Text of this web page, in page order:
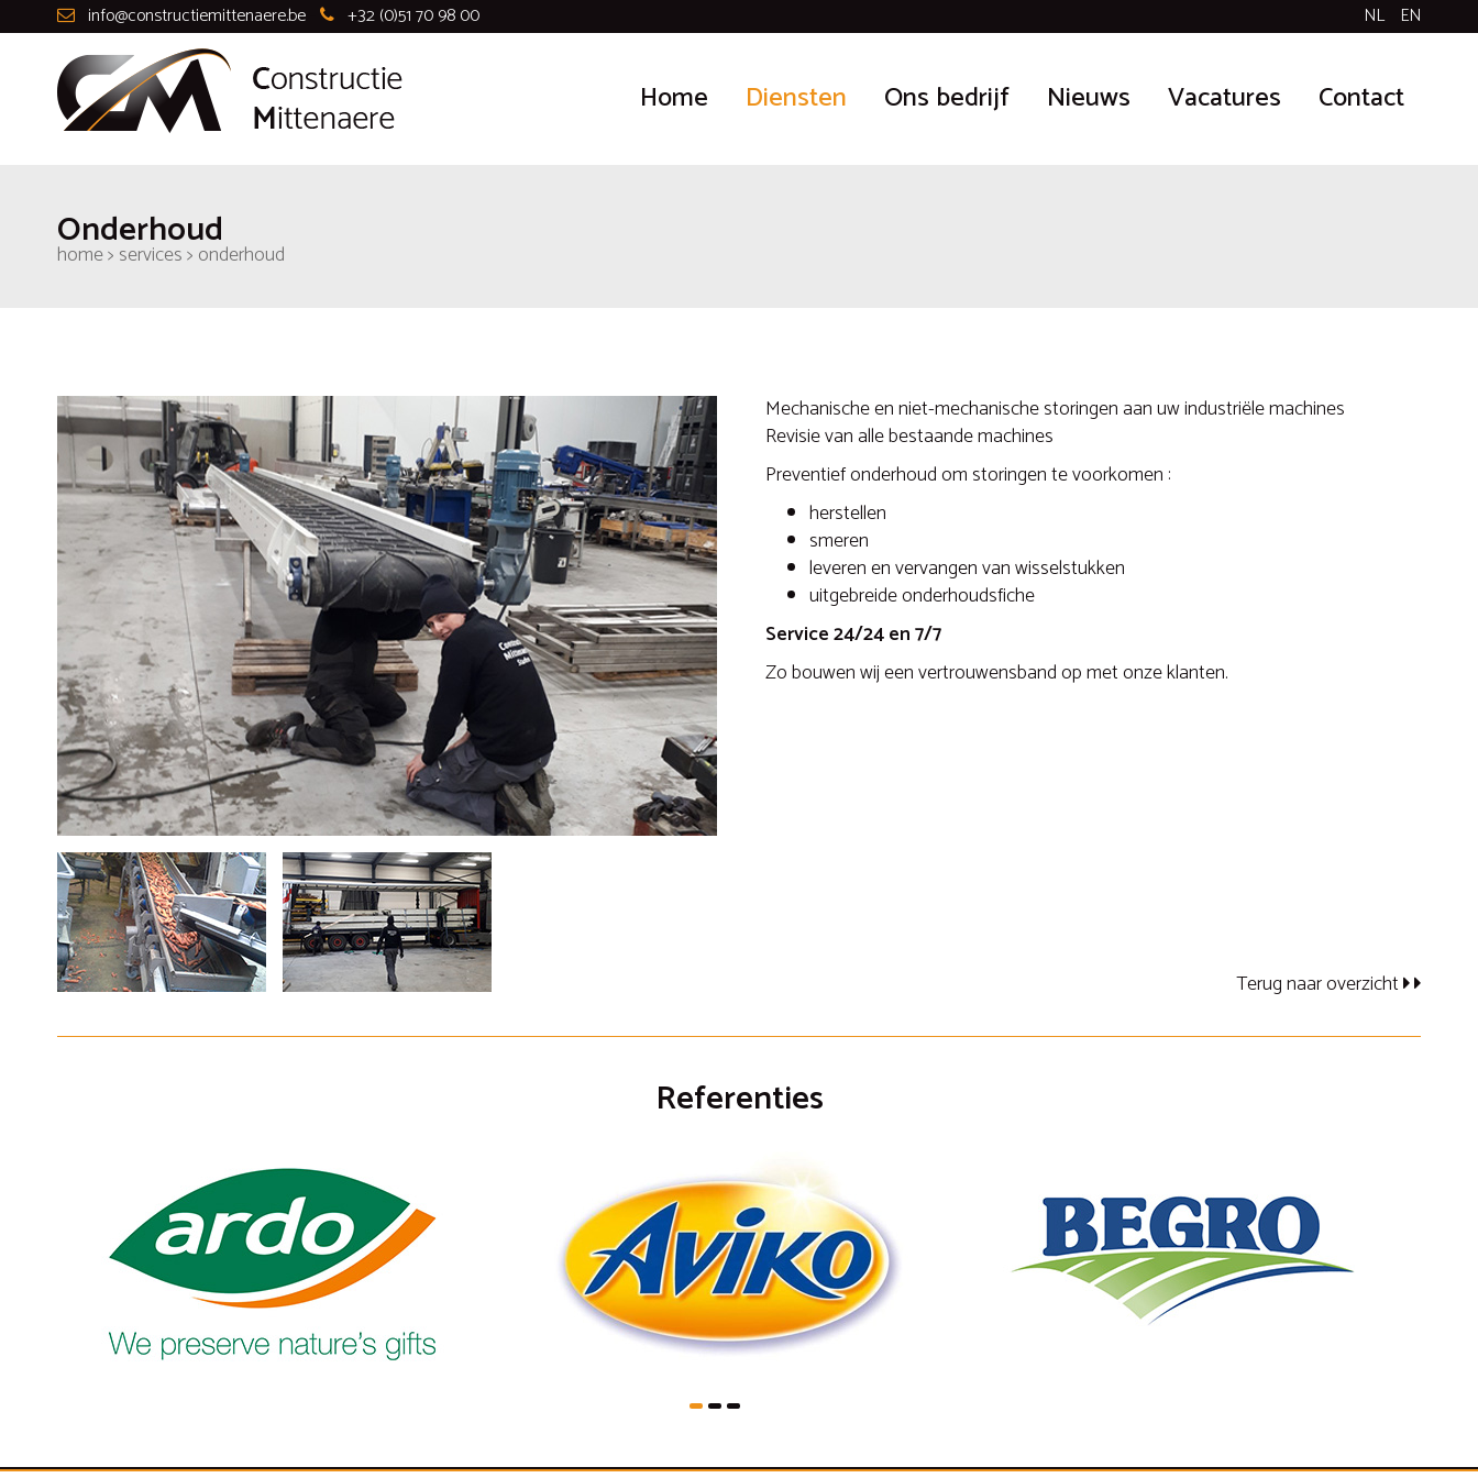
info@constructiemittenaere.be +32 (0)51 70 98 00 NL EN
Home Diensten Ons bedrijf Nieuws Vacatures Contact
Onderhoud
home > services > onderhoud
Mechanische en niet-mechanische storingen aan uw industriële machines
Revisie van alle bestaande machines
Preventief onderhoud om storingen te voorkomen :
herstellen
smeren
leveren en vervangen van wisselstukken
uitgebreide onderhoudsfiche
Service 24/24 en 7/7
Zo bouwen wij een vertrouwensband op met onze klanten.
Terug naar overzicht
Referenties